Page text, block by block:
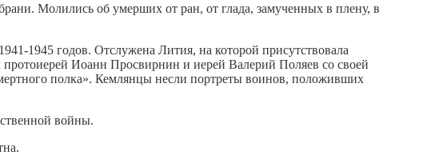
Молились об умерших от ран, от глада, замученных в плену, в
1945 годов. Отслужена Лития, на которой присутствовала
Иоанн Просвирнин и иерей Валерий Поляев со своей
полка». Кемлянцы несли портреты воинов, положивших
войны.